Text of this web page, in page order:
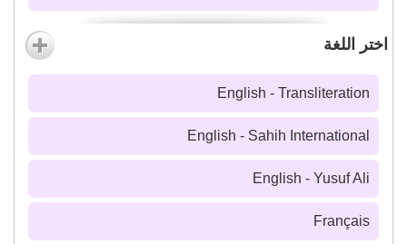
اختر اللغة
English - Transliteration
English - Sahih International
English - Yusuf Ali
Français